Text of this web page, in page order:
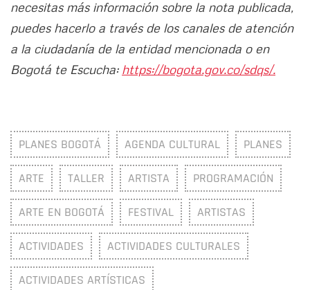
necesitas más información sobre la nota publicada,
puedes hacerlo a través de los canales de atención
a la ciudadanía de la entidad mencionada o en
Bogotá te Escucha: https://bogota.gov.co/sdqs/.
PLANES BOGOTÁ AGENDA CULTURAL PLANES
ARTE TALLER ARTISTA PROGRAMACIÓN
ARTE EN BOGOTÁ FESTIVAL ARTISTAS
ACTIVIDADES ACTIVIDADES CULTURALES
ACTIVIDADES ARTÍSTICAS